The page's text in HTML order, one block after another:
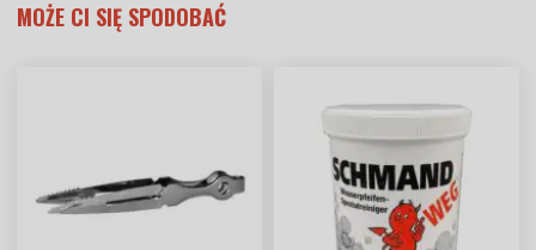
MOŻE CI SIĘ SPODOBAĆ